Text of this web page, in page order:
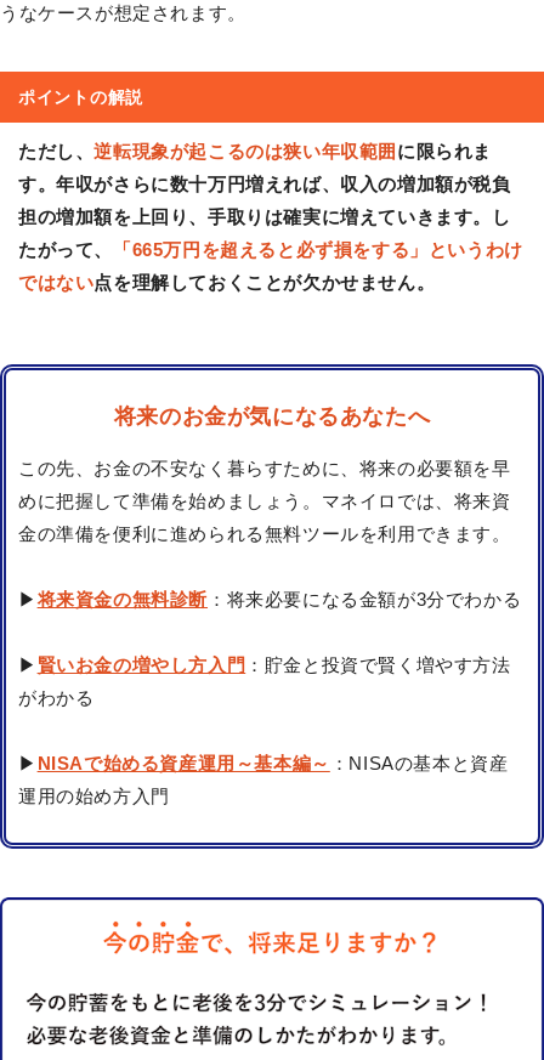
うなケースが想定されます。
ポイントの解説
ただし、逆転現象が起こるのは狭い年収範囲 に限られま
す。年収がさらに数十万円増えれば、収入の増加額が税負
担の増加額を上回り、手取りは確実に増えていきます。し
たがって、
「665万円を超えると必ず損をする」というわけ
ではない点を理解しておくことが欠かせません。
将来のお金が気になるあなたへ
この先、お金の不安なく暮らすために、将来の必要額を早
めに把握して準備を始めましょう。マネイロでは、将来資
金の準備を便利に進められる無料ツールを利用できます。
▶将来資金の無料診断 ：将来必要になる金額が3分でわかる
▶ 賢いお金の増やし方入門 ：貯金と投資で賢く増やす方法
がわかる
▶ NISAで始める資産運用～基本編～ ：NISAの基本と資産
運用の始め方入門